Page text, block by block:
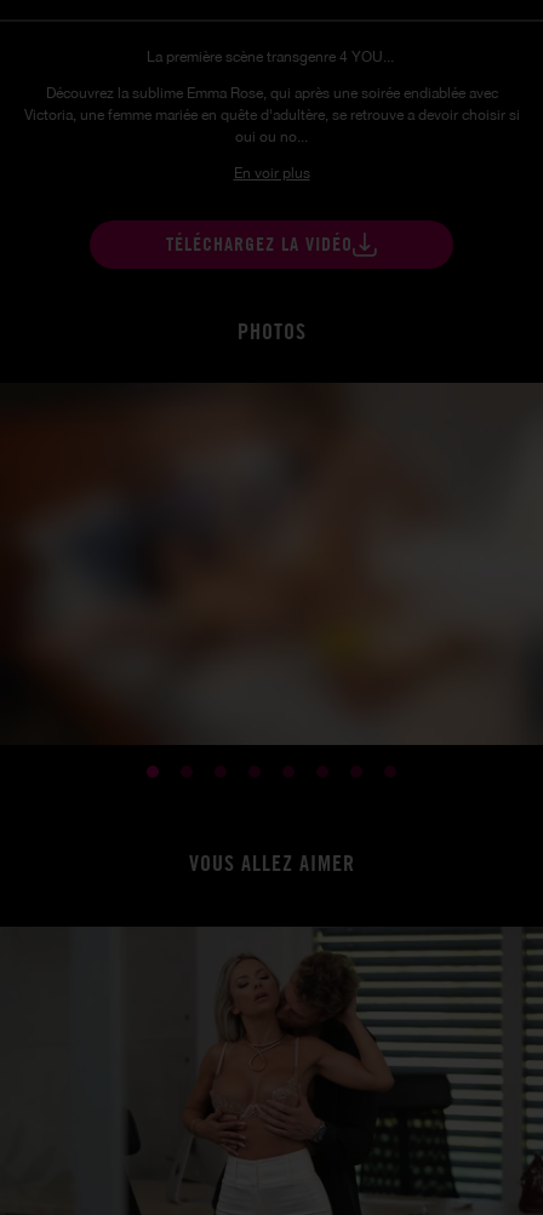
La première scène transgenre 4 YOU...
Découvrez la sublime Emma Rose, qui après une soirée endiablée avec
Victoria, une femme mariée en quête d'adultère, se retrouve a devoir choisir si
oui ou no...
En voir plus
TÉLÉCHARGEZ LA VIDÉO
PHOTOS
VOUS ALLEZ AIMER